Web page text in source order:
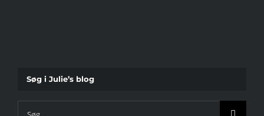
Søg i Julie’s blog
Søg